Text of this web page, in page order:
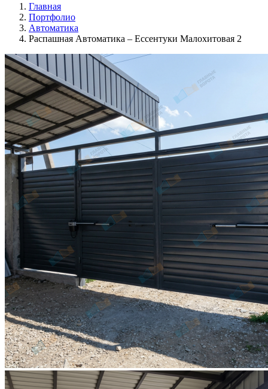
Главная
Портфолио
Автоматика
Распашная Автоматика – Ессентуки Малохитовая 2